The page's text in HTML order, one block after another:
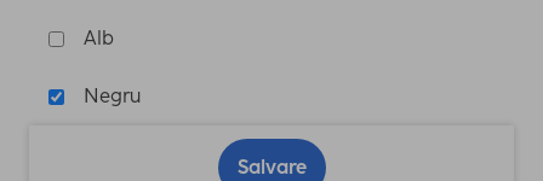
Alb
Negru
Salvare